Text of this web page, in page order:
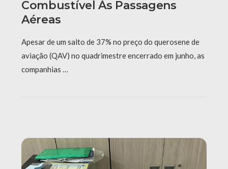
Combustível Às Passagens
Aéreas
Apesar de um salto de 37% no preço do querosene de
aviação (QAV) no quadrimestre encerrado em junho, as
companhias …